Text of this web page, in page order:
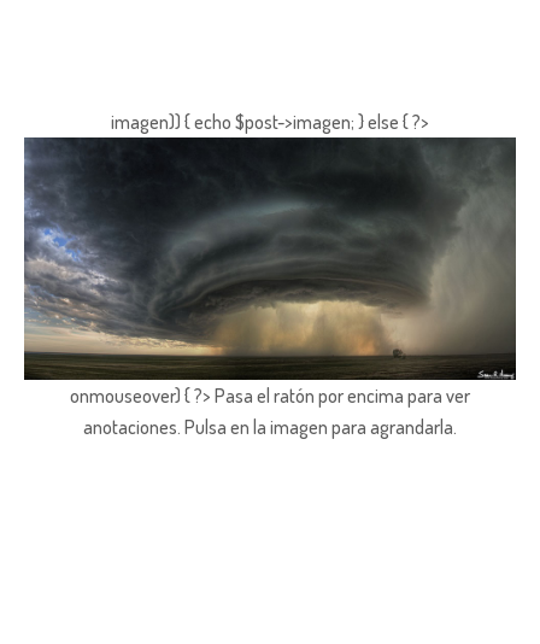
imagen)) { echo $post->imagen; } else { ?>
onmouseover) { ?> Pasa el ratón por encima para ver
anotaciones. Pulsa en la imagen para agrandarla.